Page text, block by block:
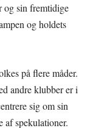
og sin fremtidige
og holdets
på flere måder.
andre klubber er i
sig om sin
af spekulationer.